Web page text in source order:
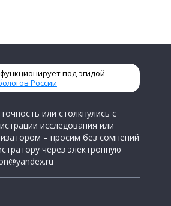
под эгидой
России
или столкнулись с
исследования или
– просим без сомнений
через электронную